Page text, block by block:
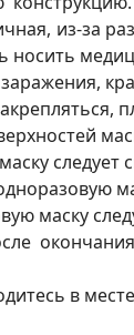
из-за
носить
следует
маску
в